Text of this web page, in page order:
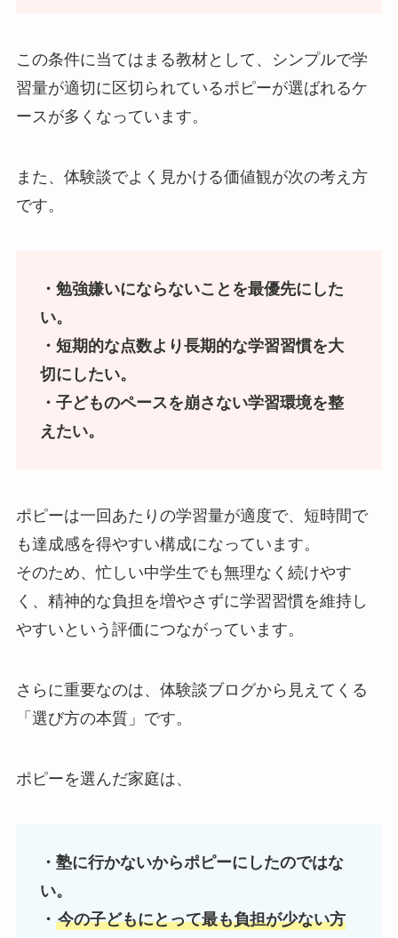
この条件に当てはまる教材として、シンプルで学
習量が適切に区切られているポピーが選ばれるケ
ースが多くなっています。
また、体験談でよく見かける価値観が次の考え方
です。
・勉強嫌いにならないことを最優先にした
い。
・短期的な点数より長期的な学習習慣を大
切にしたい。
・子どものペースを崩さない学習環境を整
えたい。
ポピーは一回あたりの学習量が適度で、短時間で
も達成感を得やすい構成になっています。
そのため、忙しい中学生でも無理なく続けやす
く、精神的な負担を増やさずに学習習慣を維持し
やすいという評価につながっています。
さらに重要なのは、体験談ブログから見えてくる
「選び方の本質」です。
ポピーを選んだ家庭は、
・塾に行かないからポピーにしたのではな
い。
・ 今の子どもにとって最も負担が少ない方